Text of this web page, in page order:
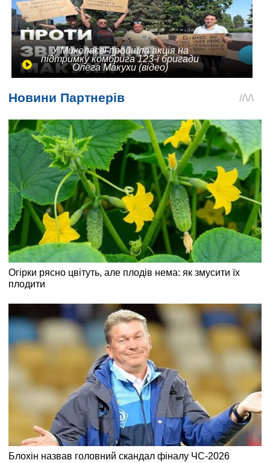
У Миколаєві пройшла акція на
підтримку комбрига 123-ї бригади
Олега Макухи (відео)